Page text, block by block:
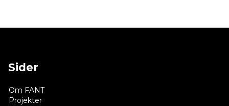
Sider
Om FANT
Projekter